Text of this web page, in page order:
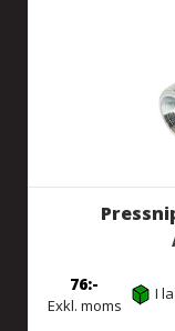
Exkl. moms
76 I